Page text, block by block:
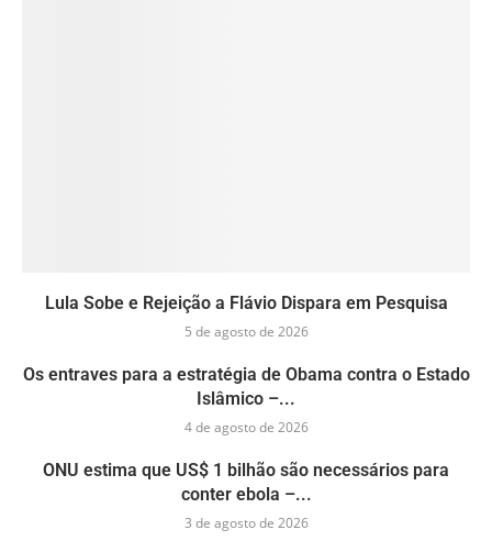
Lula Sobe e Rejeição a Flávio Dispara em Pesquisa
5 de agosto de 2026
Os entraves para a estratégia de Obama contra o Estado
Islâmico –...
4 de agosto de 2026
ONU estima que US$ 1 bilhão são necessários para
conter ebola –...
3 de agosto de 2026